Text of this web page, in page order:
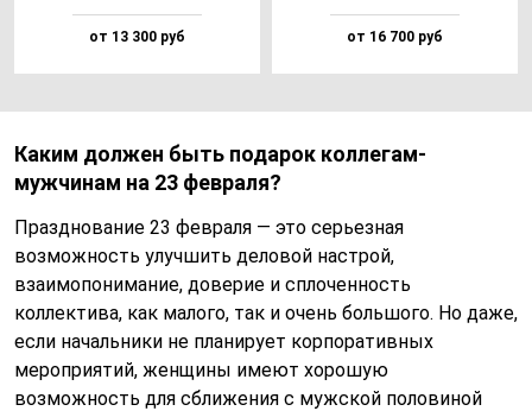
от 13 300 руб от 16 700 руб
Каким должен быть подарок коллегам-
мужчинам на 23 февраля?
Празднование 23 февраля — это серьезная
возможность улучшить деловой настрой,
взаимопонимание, доверие и сплоченность
коллектива, как малого, так и очень большого. Но даже,
если начальники не планирует корпоративных
мероприятий, женщины имеют хорошую
возможность для сближения с мужской половиной